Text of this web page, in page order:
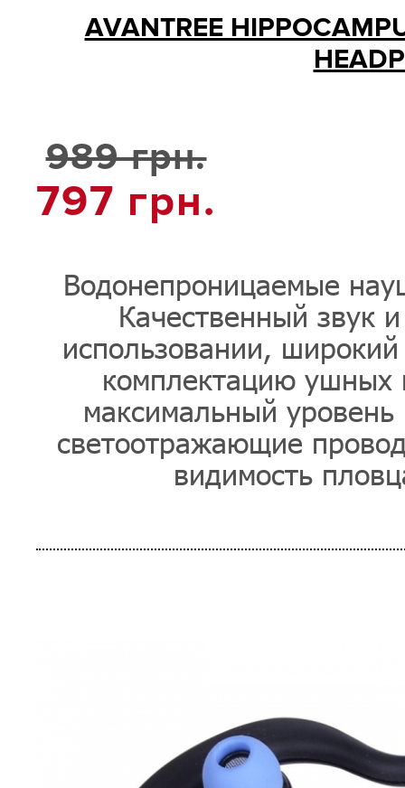
AVANTREE
989 грн.
797 грн.
Водонепроницаемые
Качественный звук
использовании,
комплектацию ушных
максимальный
светоотражающие
видимость